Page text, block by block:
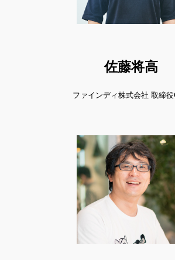
佐藤将高
ファインディ株式会社 取締